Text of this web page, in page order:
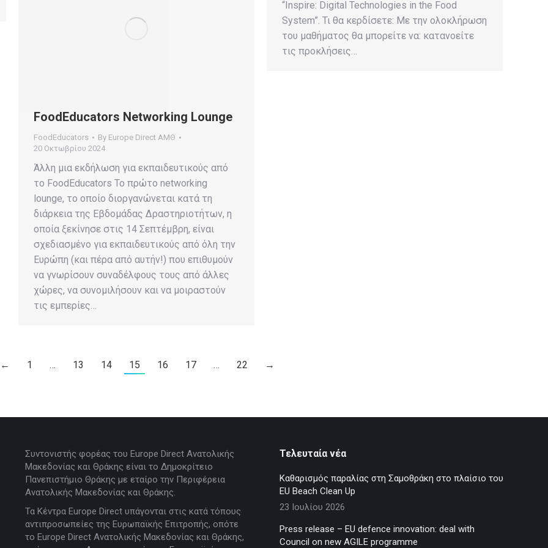
“Inspire: Digital Technologies in the Food
System”. Τι θα κερδίσετε: Με την ολοκλήρωση
του μαθήματος θα μπορείτε να: κατανοείτε
τις προκλήσεις…
FoodEducators Networking Lounge
FoodEducators By Europe Direct ΑΜΘ
20 Οκτωβρίου 2024
Άλλη μια εκδήλωση για εκπαιδευτικούς από
το FoodEducators Το πρώτο networking
lounge, το οποίο διοργανώνεται κατά τη
διάρκεια της Εβδομάδας Δραστηριοτήτων, η
οποία ξεκίνησε στις 14 Σεπτέμβρη, είναι
σχεδιασμένο για εκπαιδευτικούς από όλη την
Ευρώπη (και πέρα από αυτήν!) που επιθυμούν
να γνωρίσουν συναδέλφους τους από άλλες
χώρες, να συνομιλήσουν και να μοιραστούν
τις εμπερίες…
← 1 … 13 14 15 16 17 … 22 →
Συντονιστής φορέας του Europe Direct Ανατολικής
Μακεδονίας και Θράκης είναι το Δημοκρίτειο
Πανεπιστήμιο Θράκης με εταίρο την Περιφέρεια
Ανατολικής Μακεδονίας και Θράκης.
Τα Κέντρα Europe Direct υπάγονται στις κατά τόπους
αντιπροσωπείες της Ευρωπαϊκής Επιτροπής, οπότε
το Europe Direct Ανατολικής Μακεδονίας και Θράκης,
Τελευταία νέα
Καθαρισμός παραλίας στη Σαμοθράκη στο πλαίσιο του
EU Beach Clean Up
23 Ιουλίου 2026
Press release – EU defence innovation: deal with
Council on new AGILE programme